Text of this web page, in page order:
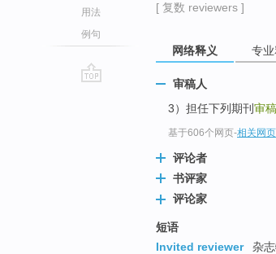
用法
例句
[ 复数 reviewers ]
网络释义 专业
审稿人
3）担任下列期刊 审
基于606个网页-相关网页
评论者
书评家
评论家
短语
Invited reviewer
杂